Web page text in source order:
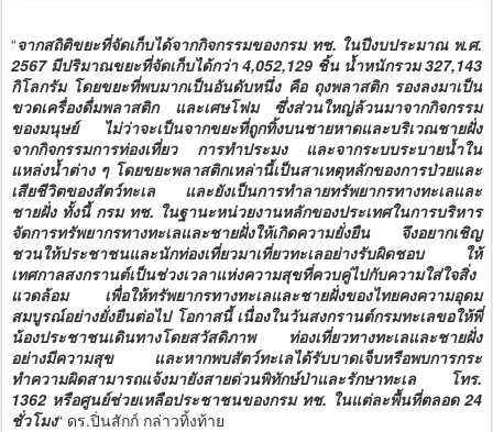
“จากสถิติขยะที่จัดเก็บได้จากกิจกรรมของกรม ทช. ในปีงบประมาณ พ.ศ.
2567 มีปริมาณขยะที่จัดเก็บได้กว่า 4,052,129 ชิ้น น้ำหนักรวม 327,143
กิโลกรัม โดยขยะที่พบมากเป็นอันดับหนึ่ง คือ ถุงพลาสติก รองลงมาเป็น
ขวดเครื่องดื่มพลาสติก และเศษโฟม ซึ่งส่วนใหญ่ล้วนมาจากกิจกรรม
ของมนุษย์ ไม่ว่าจะเป็นจากขยะที่ถูกทิ้งบนชายหาดและบริเวณชายฝั่ง
จากกิจกรรมการท่องเที่ยว การทำประมง และจากระบบระบายน้ำใน
แหล่งน้ำต่าง ๆ โดยขยะพลาสติกเหล่านี้เป็นสาเหตุหลักของการป่วยและ
เสียชีวิตของสัตว์ทะเล และยังเป็นการทำลายทรัพยากรทางทะเลและ
ชายฝั่ง ทั้งนี้ กรม ทช. ในฐานะหน่วยงานหลักของประเทศในการบริหาร
จัดการทรัพยากรทางทะเลและชายฝั่งให้เกิดความยั่งยืน จึงอยากเชิญ
ชวนให้ประชาชนและนักท่องเที่ยวมาเที่ยวทะเลอย่างรับผิดชอบ ให้
เทศกาลสงกรานต์เป็นช่วงเวลาแห่งความสุขที่ควบคู่ไปกับความใส่ใจสิ่ง
แวดล้อม เพื่อให้ทรัพยากรทางทะเลและชายฝั่งของไทยคงความอุดม
สมบูรณ์อย่างยั่งยืนต่อไป โอกาสนี้ เนื่องในวันสงกรานต์กรมทะเลขอให้พี่
น้องประชาชนเดินทางโดยสวัสดิภาพ ท่องเที่ยวทางทะเลและชายฝั่ง
อย่างมีความสุข และหากพบสัตว์ทะเลได้รับบาดเจ็บหรือพบการกระ
ทำความผิดสามารถแจ้งมายังสายด่วนพิทักษ์ป่าและรักษาทะเล โทร.
1362 หรือศูนย์ช่วยเหลือประชาชนของกรม ทช. ในแต่ละพื้นที่ตลอด 24
ชั่วโมง“ ดร.ปิ่นสักก์ กล่าวทิ้งท้าย